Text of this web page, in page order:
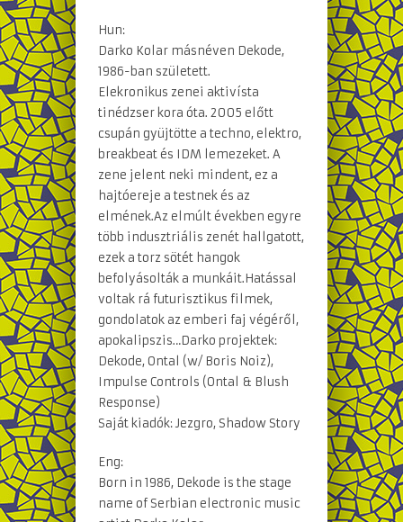
Hun:
Darko Kolar másnéven Dekode,
1986-ban született.
Elekronikus zenei aktivísta
tinédzser kora óta. 2005 előtt
csupán gyüjtötte a techno, elektro,
breakbeat és IDM lemezeket. A
zene jelent neki mindent, ez a
hajtóereje a testnek és az
elmének.Az elmúlt években egyre
több indusztriális zenét hallgatott,
ezek a torz sötét hangok
befolyásolták a munkáit.Hatással
voltak rá futurisztikus filmek,
gondolatok az emberi faj végéről,
apokalipszis…Darko projektek:
Dekode, Ontal (w/ Boris Noiz),
Impulse Controls (Ontal & Blush
Response)
Saját kiadók: Jezgro, Shadow Story
Eng:
Born in 1986, Dekode is the stage
name of Serbian electronic music